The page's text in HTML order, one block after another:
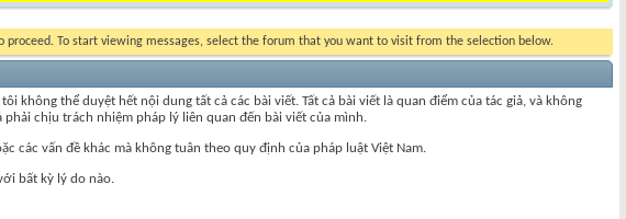
proceed. To start viewing messages, select the forum that you want to visit from the selection below.
không thể duyệt hết nội dung tất cả các bài viết. Tất cả bài viết là quan điểm của tác giả, và không
chịu trách nhiệm pháp lý liên quan đến bài viết của mình.
các vấn đề khác mà không tuân theo quy định của pháp luật Việt Nam.
bất kỳ lý do nào.